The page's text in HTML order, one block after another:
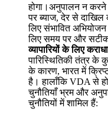
होगा।अनुपालन न
पर ब्याज, देर से
लिए संभावित
लिए समय पर और सटीक
व्यापारियों के लिए
पारिस्थितिकी तंत्र के
के कारण, भारत में
है। हालाँकि VDA से
चुनौतियाँ भ्रम और
चुनौतियों में शामिल हैं: